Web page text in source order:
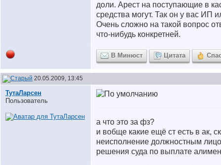
доли. Арест на поступающие в
средства могут. Так он у вас ИП
Очень сложно на такой вопрос
что-нибудь конкретней.
В Минюст Цитата
20.05.2009, 13:45
ТутаЛарсен
Пользователь
а что это за фз?
и вобще какие ещё ст есть в ак,
неисполнение должностным
решения суда по выплате